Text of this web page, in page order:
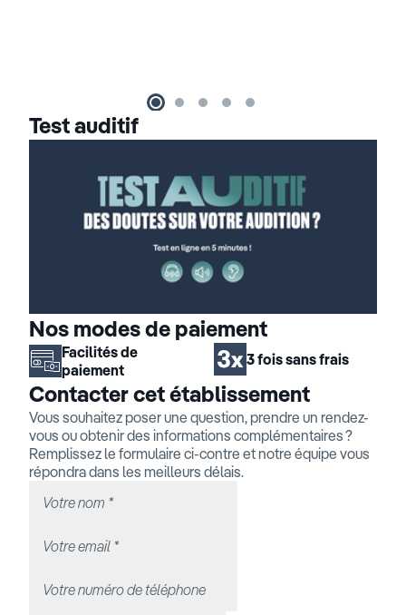
Test auditif
Nos modes de paiement
Facilités de
paiement
3 fois sans frais
Contacter cet établissement
Vous souhaitez poser une question, prendre un rendez-
vous ou obtenir des informations complémentaires ?
Remplissez le formulaire ci-contre et notre équipe vous
répondra dans les meilleurs délais.